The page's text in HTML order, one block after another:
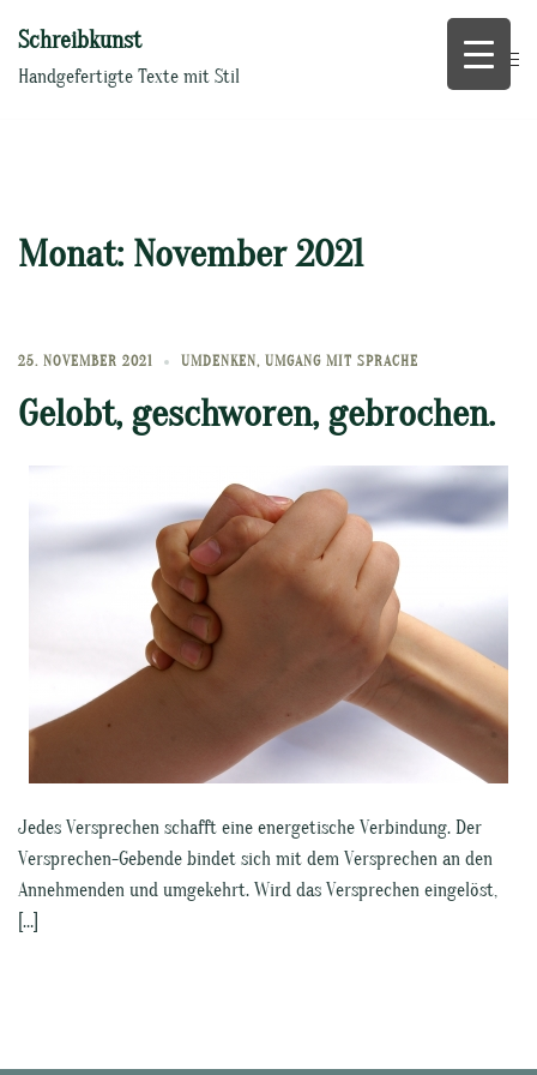
Inhalt
springen
Schreibkunst
Handgefertigte Texte mit Stil
Monat: November 2021
25. NOVEMBER 2021 UMDENKEN, UMGANG MIT SPRACHE
Gelobt, geschworen, gebrochen.
Jedes Versprechen schafft eine energetische Verbindung. Der
Versprechen-Gebende bindet sich mit dem Versprechen an den
Annehmenden und umgekehrt. Wird das Versprechen eingelöst,
[…]